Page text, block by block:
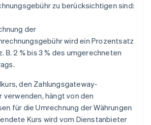
zu berücksichtigen sind:
der
wird ein Prozentsatz
B. 2 % bis 3 % des umgerechneten
den Zahlungsgateway-
hängt von den
für die Umrechnung der Währungen
Kurs wird vom Dienstanbieter